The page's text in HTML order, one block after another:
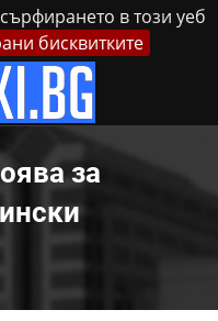
в този уеб
бисквитките
Реклама Контакти
за